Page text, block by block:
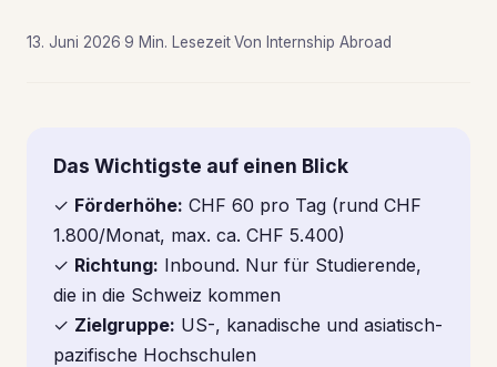
13. Juni 2026 9 Min. LesezeitVon Internship Abroad
Das Wichtigste auf einen Blick
✓ Förderhöhe: CHF 60 pro Tag (rund CHF
1.800/Monat, max. ca. CHF 5.400)
✓ Richtung: Inbound. Nur für Studierende,
die in die Schweiz kommen
✓ Zielgruppe: US-, kanadische und asiatisch-
pazifische Hochschulen